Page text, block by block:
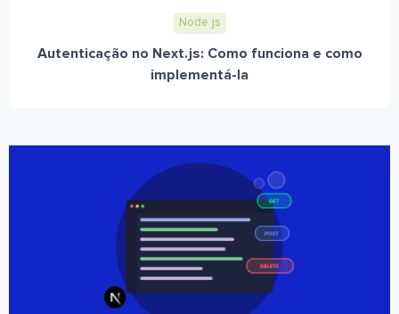
Node.js
Autenticação no Next.js: Como funciona e como
implementá-la